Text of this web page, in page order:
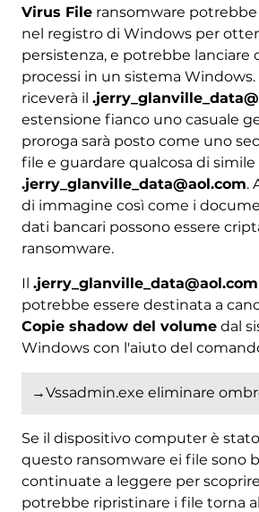
Virus Fileransomware potrebbe
nel registro di Windows per
persistenza, e potrebbe lanciare
processi in un sistema
riceverà il
estensione fianco uno casuale
proroga sarà posto come uno
file e guardare qualcosa di simile
.jerry_glanville_data@aol.com.
di immagine così come i
dati bancari possono essere
ransomware.
Il
potrebbe essere destinata a
Copie shadow del volumedal
Windows con l'aiuto del
→Vssadmin.exe eliminare
Se il dispositivo computer è
questo ransomware ei file sono
continuate a leggere per
potrebbe ripristinare i file torna